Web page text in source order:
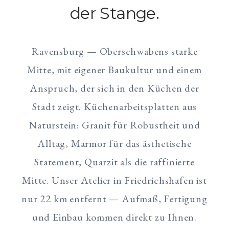
der Stange.
Ravensburg — Oberschwabens starke
Mitte, mit eigener Baukultur und einem
Anspruch, der sich in den Küchen der
Stadt zeigt. Küchenarbeitsplatten aus
Naturstein: Granit für Robustheit und
Alltag, Marmor für das ästhetische
Statement, Quarzit als die raffinierte
Mitte. Unser Atelier in Friedrichshafen ist
nur 22 km entfernt — Aufmaß, Fertigung
und Einbau kommen direkt zu Ihnen.